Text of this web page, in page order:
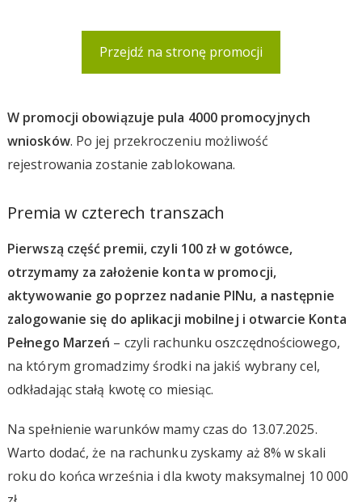
Przejdź na stronę promocji
W promocji obowiązuje pula 4000 promocyjnych
wniosków. Po jej przekroczeniu możliwość
rejestrowania zostanie zablokowana.
Premia w czterech transzach
Pierwszą część premii, czyli 100 zł w gotówce,
otrzymamy za założenie konta w promocji,
aktywowanie go poprzez nadanie PINu, a następnie
zalogowanie się do aplikacji mobilnej i otwarcie Konta
Pełnego Marzeń – czyli rachunku oszczędnościowego,
na którym gromadzimy środki na jakiś wybrany cel,
odkładając stałą kwotę co miesiąc.
Na spełnienie warunków mamy czas do 13.07.2025.
Warto dodać, że na rachunku zyskamy aż 8% w skali
roku do końca września i dla kwoty maksymalnej 10 000